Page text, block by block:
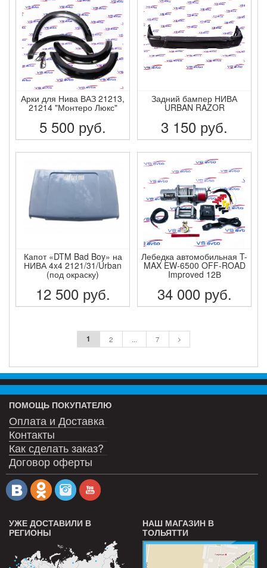
Арки для Нива ВАЗ 21213,
21214 "Монтеро Люкс"
5 500 руб.
ПОДРОБНЕЕ
Задний бампер НИВА
URBAN RAZOR
3 150 руб.
ПОДРОБНЕЕ
Капот «DTM Bad Boy» на
НИВА 4x4 2121/31/Urban
(под окраску)
12 500 руб.
Лебедка автомобильная T-
MAX EW-6500 OFF-ROAD
Improved 12В
34 000 руб.
1 2 ... 7
ПОМОЩЬ ПОКУПАТЕЛЮ
Оплата и Доставка
Контакты
Как сделать заказ?
Договор оферты
УЖЕ ДОСТАВИЛИ В
РЕГИОНЫ
НАШ МАГАЗИН В
ТОЛЬЯТТИ